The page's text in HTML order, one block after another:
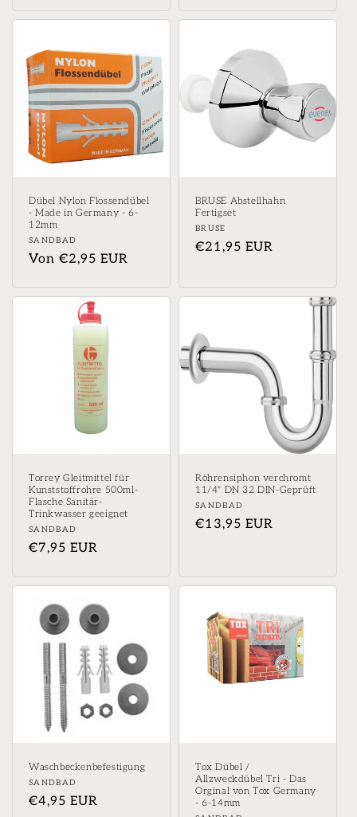
Dübel Nylon Flossendübel
- Made in Germany - 6-
12mm
Anbieter:
SANDBAD
Normaler
Von €2,95 EUR
BRUSE Abstellhahn
Fertigset
Anbieter:
BRUSE
Normaler
€21,95 EUR
Torrey Gleitmittel für
Kunststoffrohre 500ml-
Flasche Sanitär-
Trinkwasser geeignet
Anbieter:
SANDBAD
Normaler
€7,95 EUR
Röhrensiphon verchromt
11/4" DN 32 DIN-Geprüft
Anbieter:
SANDBAD
Normaler
€13,95 EUR
Waschbeckenbefestigung
Anbieter:
SANDBAD
Normaler
€4,95 EUR
Tox Dübel /
Allzweckdübel Tri - Das
Orginal von Tox Germany
- 6-14mm